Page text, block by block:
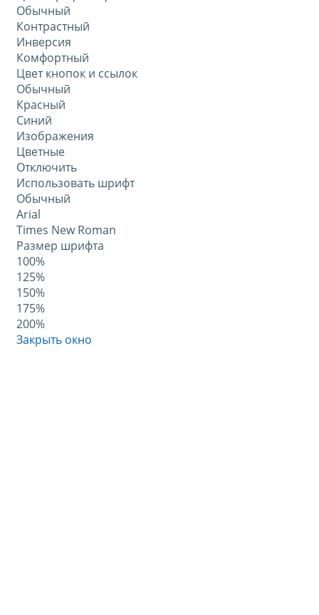
Обычный
Контрастный
Инверсия
Комфортный
Цвет кнопок и ссылок
Обычный
Красный
Синий
Изображения
Цветные
Отключить
Использовать шрифт
Обычный
Arial
Times New Roman
Размер шрифта
100%
125%
150%
175%
200%
Закрыть окно